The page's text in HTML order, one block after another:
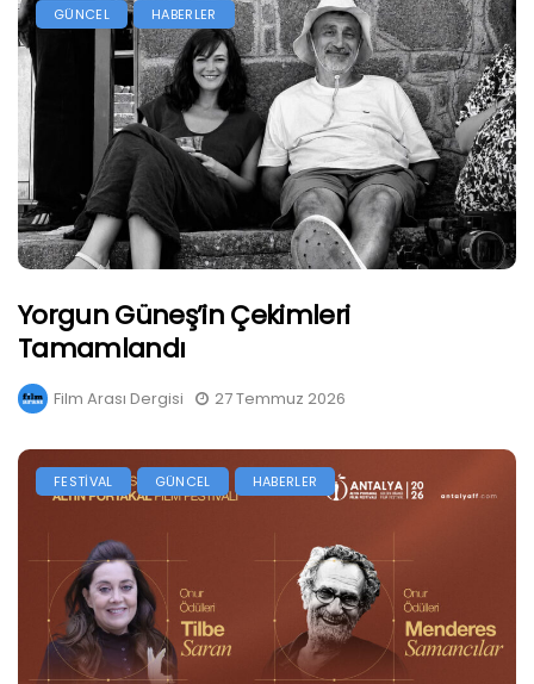
GÜNCEL HABERLER
Yorgun Güneş’in Çekimleri
Tamamlandı
Film Arası Dergisi 27 Temmuz 2026
FESTİVAL GÜNCEL HABERLER